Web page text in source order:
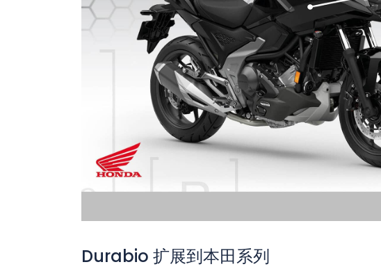
Durabio 扩展到本田系列